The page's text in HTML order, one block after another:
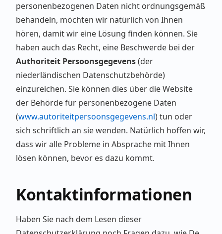
personenbezogenen Daten nicht ordnungsgemäß
behandeln, möchten wir natürlich von Ihnen
hören, damit wir eine Lösung finden können. Sie
haben auch das Recht, eine Beschwerde bei der
Authoriteit Persoonsgegevens(der
niederländischen Datenschutzbehörde)
einzureichen. Sie können dies über die Website
der Behörde für personenbezogene Daten
(www.autoriteitpersoonsgegevens.nl) tun oder
sich schriftlich an sie wenden. Natürlich hoffen wir,
dass wir alle Probleme in Absprache mit Ihnen
lösen können, bevor es dazu kommt.
Kontaktinformationen
Haben Sie nach dem Lesen dieser